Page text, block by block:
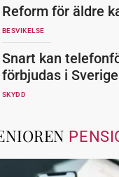
Reform för äldre
BESVIKELSE
Snart kan
förbjudas i Sverige
SKYDD